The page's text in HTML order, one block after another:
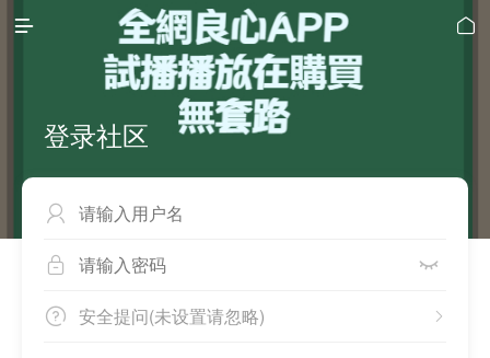
 
登录社区

 
 
安全提问(未设置请忽略)